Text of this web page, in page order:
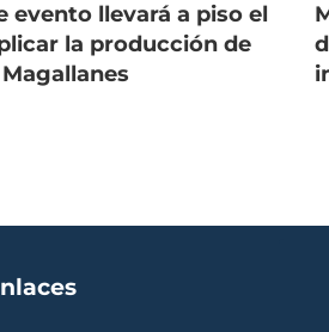
evento llevará a piso el
la producción de